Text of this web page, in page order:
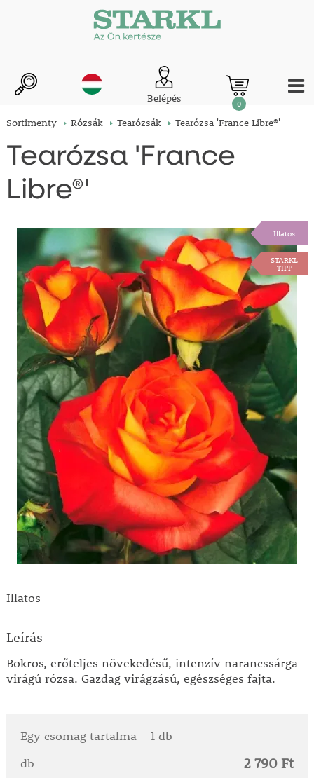
Belépés 0
Sortimenty Rózsák Tearózsák Tearózsa 'France Libre®'
Tearózsa 'France
Libre®'
Illatos
STARKL
TIPP
Illatos
Leírás
Bokros, erőteljes növekedésű, intenzív narancssárga
virágú rózsa. Gazdag virágzású, egészséges fajta.
Egy csomag tartalma
1 db
db
2 790 Ft